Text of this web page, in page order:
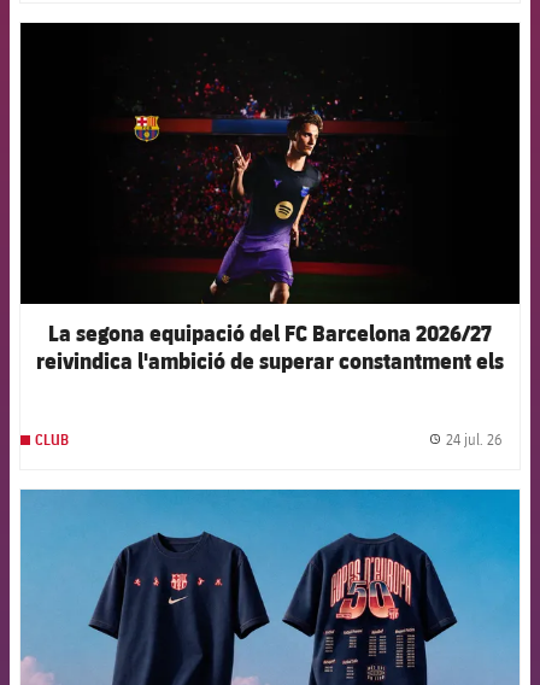
La segona equipació del FC Barcelona 2026/27
reivindica l'ambició de superar constantment els
CLUB 24 jul. 26